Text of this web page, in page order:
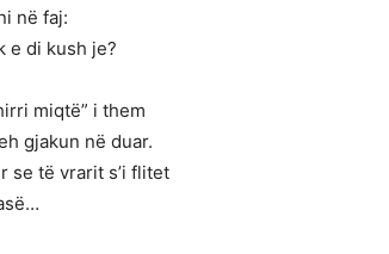
në faj:
e di kush je?
miqtë” i them
gjakun në duar.
se të vrarit s’i flitet